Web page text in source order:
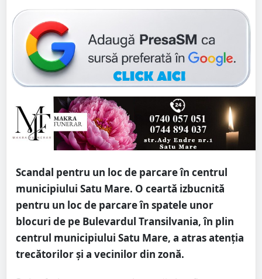
Scandal pentru un loc de parcare în centrul
municipiului Satu Mare. O ceartă izbucnită
pentru un loc de parcare în spatele unor
blocuri de pe Bulevardul Transilvania, în plin
centrul municipiului Satu Mare, a atras atenția
trecătorilor și a vecinilor din zonă.